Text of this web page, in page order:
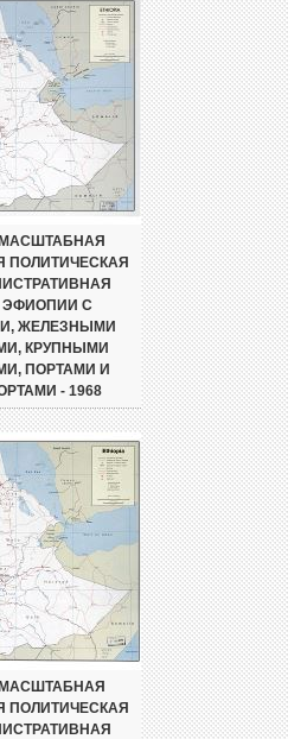
ПОЛИТИЧЕСКАЯ
ЭФИОПИИ С
ЖЕЛЕЗНЫМИ
КРУПНЫМИ
ПОРТАМИ И
- 1968
ПОЛИТИЧЕСКАЯ